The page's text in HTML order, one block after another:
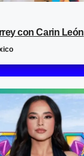
con Carin León